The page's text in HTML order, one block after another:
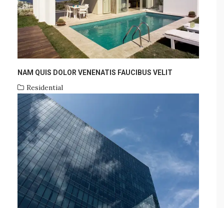
NAM QUIS DOLOR VENENATIS FAUCIBUS VELIT
Residential